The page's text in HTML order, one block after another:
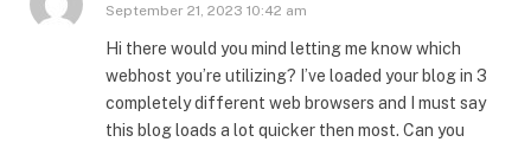
September 21, 2023 10:42 am
Hi there would you mind letting me know which
webhost you’re utilizing? I’ve loaded your blog in 3
completely different web browsers and I must say
this blog loads a lot quicker then most. Can you